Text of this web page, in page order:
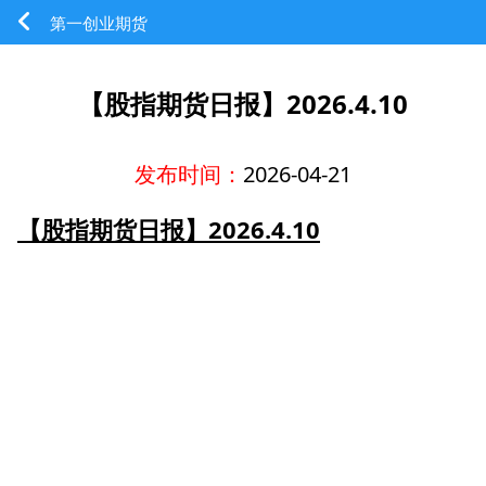
第一创业期货
【股指期货日报】2026.4.10
发布时间： 2026-04-21
【股指期货日报】2026.4.10